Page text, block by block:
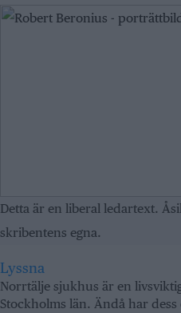
Detta är en liberal ledartext.
skribentens egna.
Lyssna
Norrtälje sjukhus är en
Stockholms län. Ändå har